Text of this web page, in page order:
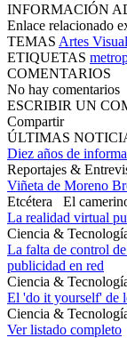
INFORMACIÓN
Enlace relacionado
TEMAS Artes
ETIQUETAS
COMENTARIOS
No hay comentarios
ESCRIBIR UN
Compartir
ÚLTIMAS
Diez años de
Reportajes &
Viñeta de Moreno
Etcétera
El
La realidad virtual
Ciencia &
La falta de control
publicidad en red
Ciencia &
El 'do it yourself' de
Ciencia &
Ver listado completo